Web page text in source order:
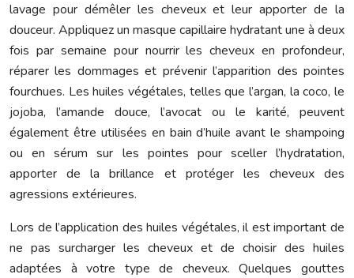
lavage pour démêler les cheveux et leur apporter de la
douceur. Appliquez un masque capillaire hydratant une à deux
fois par semaine pour nourrir les cheveux en profondeur,
réparer les dommages et prévenir l’apparition des pointes
fourchues. Les huiles végétales, telles que l’argan, la coco, le
jojoba, l’amande douce, l’avocat ou le karité, peuvent
également être utilisées en bain d’huile avant le shampoing
ou en sérum sur les pointes pour sceller l’hydratation,
apporter de la brillance et protéger les cheveux des
agressions extérieures.
Lors de l’application des huiles végétales, il est important de
ne pas surcharger les cheveux et de choisir des huiles
adaptées à votre type de cheveux. Quelques gouttes